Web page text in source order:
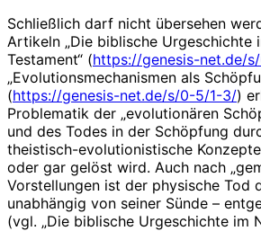
Schließlich darf nicht übersehen
Artikeln „Die biblische Urgeschichte
Testament“ (https://genesis-net.de/
„Evolutionsmechanismen als
(https://genesis-net.de/s/0-5/1-3/)
Problematik der „evolutionären
und des Todes in der Schöpfung
theistisch-evolutionistische
oder gar gelöst wird. Auch nach
Vorstellungen ist der physische Tod
unabhängig von seiner Sünde –
(vgl. „Die biblische Urgeschichte im